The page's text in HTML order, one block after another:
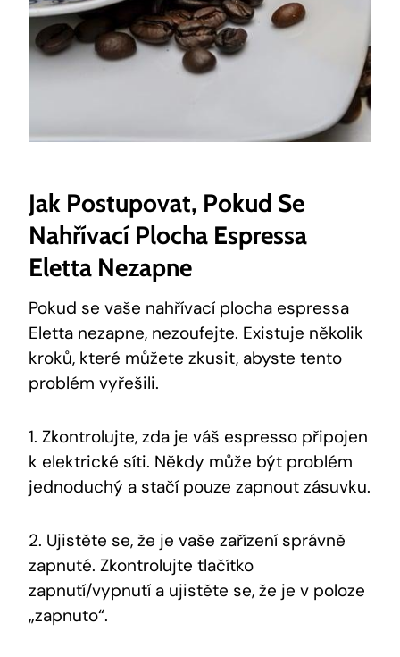
Jak Postupovat, Pokud Se
Nahřívací Plocha Espressa
Eletta Nezapne
Pokud se vaše nahřívací plocha espressa
Eletta nezapne, nezoufejte. Existuje několik
kroků, které můžete zkusit, abyste tento
problém vyřešili.
1. Zkontrolujte, zda je váš espresso připojen
k elektrické síti. Někdy může být problém
jednoduchý a stačí pouze zapnout zásuvku.
2. Ujistěte se, že je vaše zařízení správně
zapnuté. Zkontrolujte tlačítko
zapnutí/vypnutí a ujistěte se, že je v poloze
„zapnuto“.